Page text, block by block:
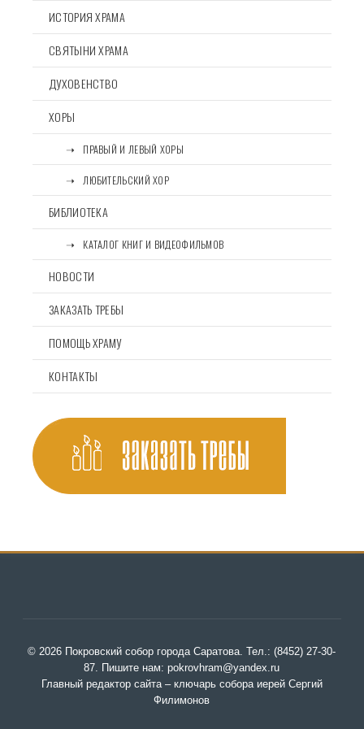
ИСТОРИЯ ХРАМА
СВЯТЫНИ ХРАМА
ДУХОВЕНСТВО
ХОРЫ
⠀⠀➝⠀ПРАВЫЙ И ЛЕВЫЙ ХОРЫ
⠀⠀➝⠀ЛЮБИТЕЛЬСКИЙ ХОР
БИБЛИОТЕКА
⠀⠀➝⠀КАТАЛОГ КНИГ И ВИДЕОФИЛЬМОВ
НОВОСТИ
ЗАКАЗАТЬ ТРЕБЫ
ПОМОЩЬ ХРАМУ
КОНТАКТЫ
© 2026 Покровский собор города Саратова. Тел.: (8452) 27-30-
87. Пишите нам: pokrovhram@yandex.ru
Главный редактор сайта – ключарь собора иерей Сергий
Филимонов